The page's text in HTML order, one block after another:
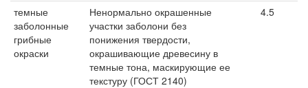
темные
заболонные
грибные
окраски
Ненормально окрашенные
участки заболони без
понижения твердости,
окрашивающие древесину в
темные тона, маскирующие ее
текстуру (ГОСТ 2140)
4.5